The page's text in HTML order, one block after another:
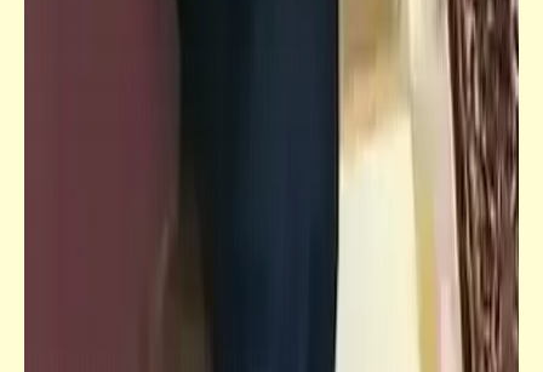
نظرية "العيب في الشعب" وطريقة حكم
المصريين